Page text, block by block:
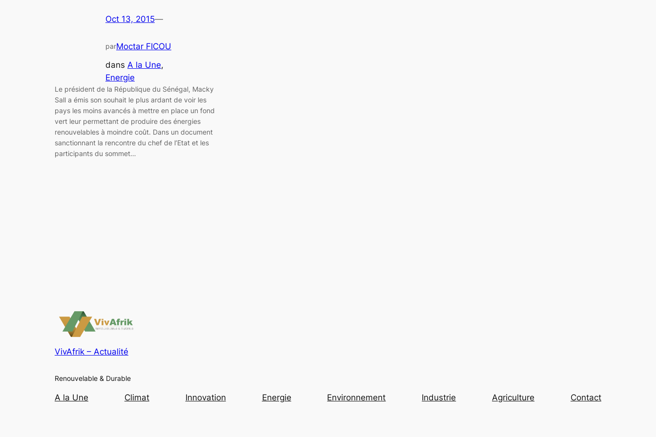
Oct 13, 2015—
parMoctar FICOU
dans A la Une
Energie
Le président de la République du Sénégal, Macky
Sall a émis son souhait le plus ardant de voir les
pays les moins avancés à mettre en place un fond
vert leur permettant de produire des énergies
renouvelables à moindre coût. Dans un document
sanctionnant la rencontre du chef de l’Etat et les
participants du sommet…
VivAfrik – Actualité
Renouvelable & Durable
A la Une Climat Innovation Energie Environnement Industrie Agriculture Contact